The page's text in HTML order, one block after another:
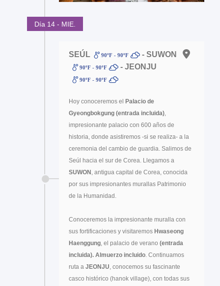
Día 14 - MIE.
SEÚL 90ºF - 90ºF - SUWON
90ºF - 90ºF - JEONJU
90ºF - 90ºF
Hoy conoceremos el Palacio de
Gyeongbokgung (entrada incluida),
impresionante palacio con 600 años de
historia, donde asistiremos -si se realiza- a la
ceremonia del cambio de guardia. Salimos de
Seúl hacia el sur de Corea. Llegamos a
SUWON, antigua capital de Corea, conocida
por sus impresionantes murallas Patrimonio
de la Humanidad.
Conoceremos la impresionante muralla con
sus fortificaciones y visitaremos Hwaseong
Haenggung, el palacio de verano (entrada
incluida). Almuerzo incluido. Continuamos
ruta a JEONJU, conocemos su fascinante
casco histórico (hanok village), con todas sus